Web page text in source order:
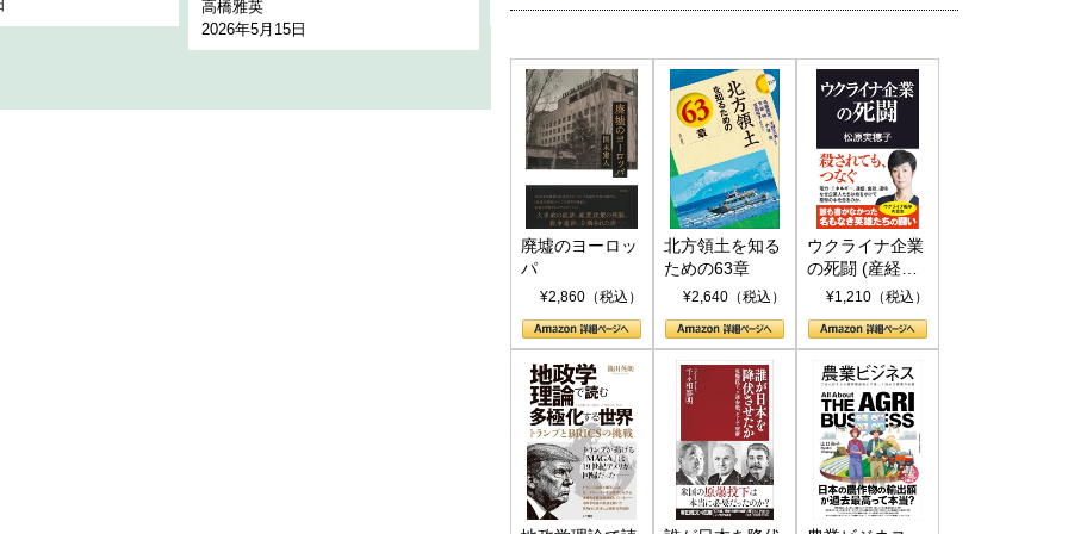
高橋雅英
2026年5月15日
廃墟のヨーロッ
パ
¥2,860（税込）
北方領土を知る
ための63章
¥2,640（税込）
ウクライナ企業
の死闘 (産経セ
レクト S 039)
¥1,210（税込）